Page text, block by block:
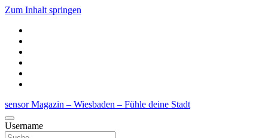
Zum Inhalt springen
sensor Magazin – Wiesbaden – Fühle deine Stadt
Username